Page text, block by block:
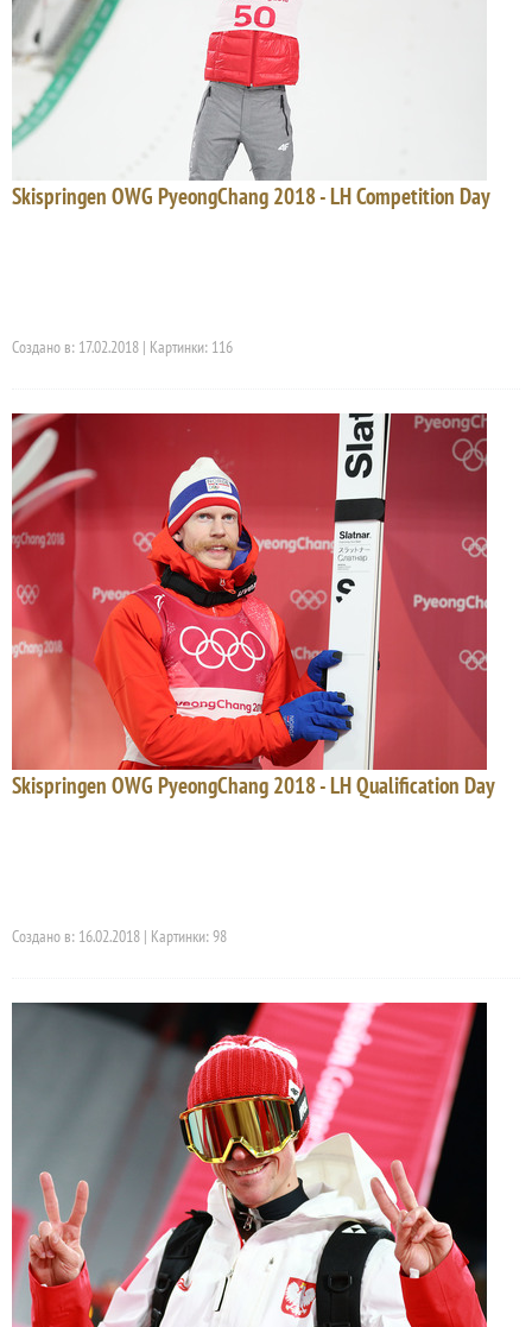
Skispringen OWG PyeongChang 2018 - LH Competition Day
Создано в: 17.02.2018 | Картинки: 116
Skispringen OWG PyeongChang 2018 - LH Qualification Day
Создано в: 16.02.2018 | Картинки: 98